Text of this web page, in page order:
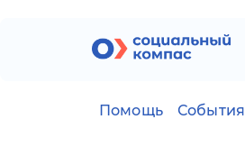
Помощь События